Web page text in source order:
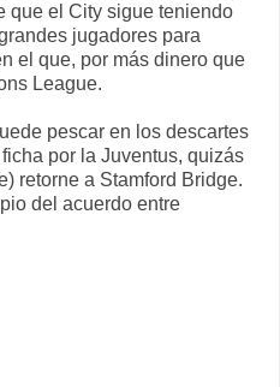
que el City sigue teniendo
jugadores para
el que, por más dinero que
League.
pescar en los descartes
por la Juventus, quizás
retorne a Stamford Bridge.
del acuerdo entre